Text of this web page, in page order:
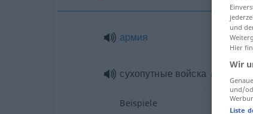
армия
сухопутные войска PL
Beispiele
und
Hier
Wir
und/
Liste